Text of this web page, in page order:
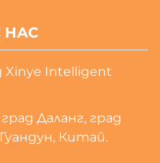
НАС
Xinye Intelligent
Даланг, град
Китай.